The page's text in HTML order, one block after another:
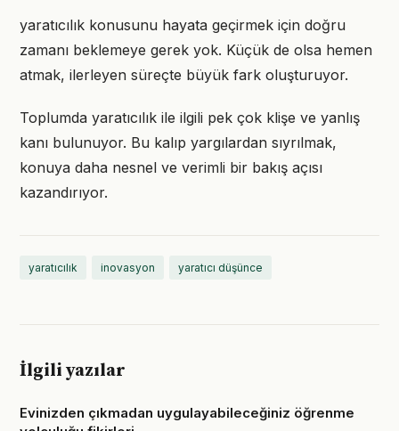
yaratıcılık konusunu hayata geçirmek için doğru
zamanı beklemeye gerek yok. Küçük de olsa hemen
atmak, ilerleyen süreçte büyük fark oluşturuyor.
Toplumda yaratıcılık ile ilgili pek çok klişe ve yanlış
kanı bulunuyor. Bu kalıp yargılardan sıyrılmak,
konuya daha nesnel ve verimli bir bakış açısı
kazandırıyor.
yaratıcılık inovasyon yaratıcı düşünce
İlgili yazılar
Evinizden çıkmadan uygulayabileceğiniz öğrenme